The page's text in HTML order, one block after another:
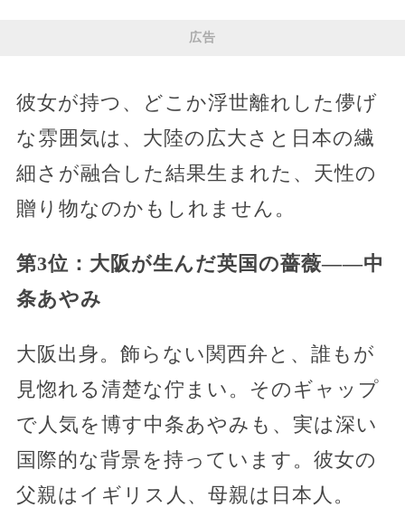
広告
彼女が持つ、どこか浮世離れした儚げ
な雰囲気は、大陸の広大さと日本の繊
細さが融合した結果生まれた、天性の
贈り物なのかもしれません。
第3位：大阪が生んだ英国の薔薇――中
条あやみ
大阪出身。飾らない関西弁と、誰もが
見惚れる清楚な佇まい。そのギャップ
で人気を博す中条あやみも、実は深い
国際的な背景を持っています。彼女の
父親はイギリス人、母親は日本人。